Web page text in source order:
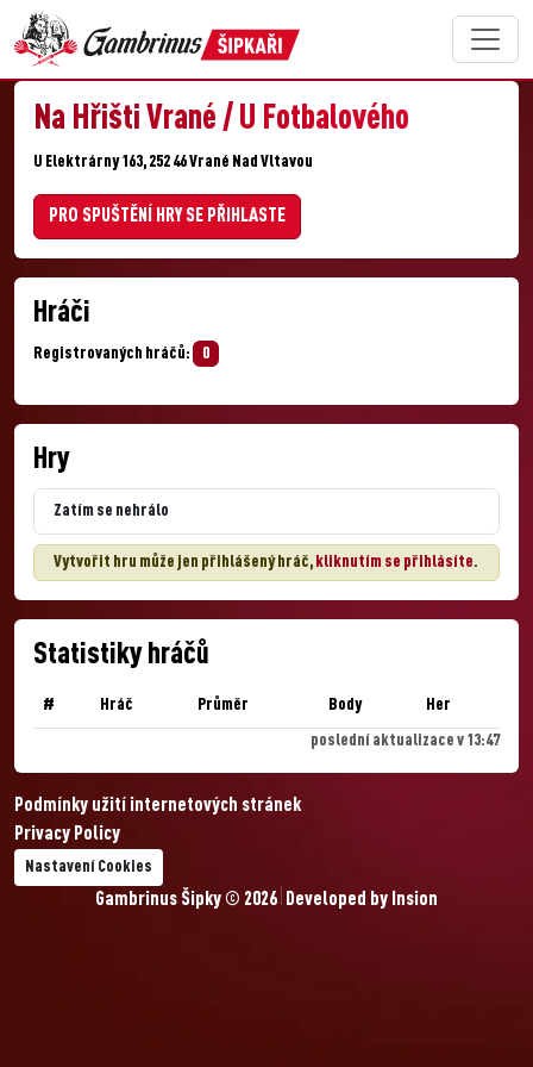
Na Hřišti Vrané / U Fotbalového
U Elektrárny 163, 252 46 Vrané Nad Vltavou
PRO SPUŠTĚNÍ HRY SE PŘIHLASTE
Hráči
Registrovaných hráčů: 0
Hry
Zatím se nehrálo
Vytvořit hru může jen přihlášený hráč, kliknutím se přihlásíte.
Statistiky hráčů
# Hráč Průměr Body Her
poslední aktualizace v 13:47
Podmínky užití internetových stránek
Privacy Policy
Nastavení Cookies
Gambrinus Šipky © 2026 Developed by Insion